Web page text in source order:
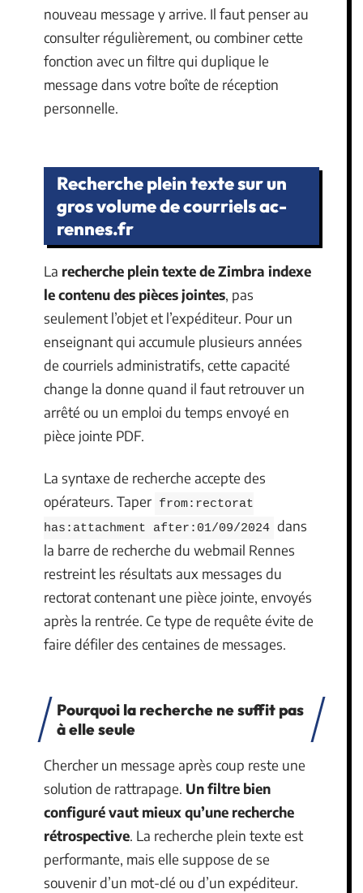
nouveau message y arrive. Il faut penser au
consulter régulièrement, ou combiner cette
fonction avec un filtre qui duplique le
message dans votre boîte de réception
personnelle.
Recherche plein texte sur un
gros volume de courriels ac-
rennes.fr
La recherche plein texte de Zimbra indexe
le contenu des pièces jointes, pas
seulement l’objet et l’expéditeur. Pour un
enseignant qui accumule plusieurs années
de courriels administratifs, cette capacité
change la donne quand il faut retrouver un
arrêté ou un emploi du temps envoyé en
pièce jointe PDF.
La syntaxe de recherche accepte des
opérateurs. Taper from:rectorat
has:attachment after:01/09/2024 dans
la barre de recherche du webmail Rennes
restreint les résultats aux messages du
rectorat contenant une pièce jointe, envoyés
après la rentrée. Ce type de requête évite de
faire défiler des centaines de messages.
Pourquoi la recherche ne suffit pas
à elle seule
Chercher un message après coup reste une
solution de rattrapage. Un filtre bien
configuré vaut mieux qu’une recherche
rétrospective. La recherche plein texte est
performante, mais elle suppose de se
souvenir d’un mot-clé ou d’un expéditeur.